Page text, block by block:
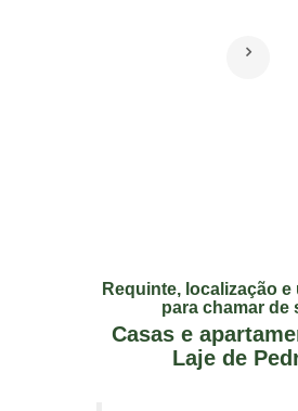
Requinte, localização e
para chamar de
Casas e
Laje de